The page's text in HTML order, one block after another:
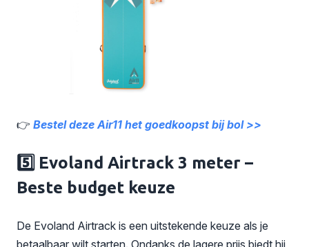
👉 Bestel deze Air11 het goedkoopst bij bol >>
5️⃣ Evoland Airtrack 3 meter –
Beste budget keuze
De Evoland Airtrack is een uitstekende keuze als je
betaalbaar wilt starten. Ondanks de lagere prijs biedt hij